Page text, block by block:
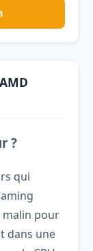
?
qui
malin pour
dans une